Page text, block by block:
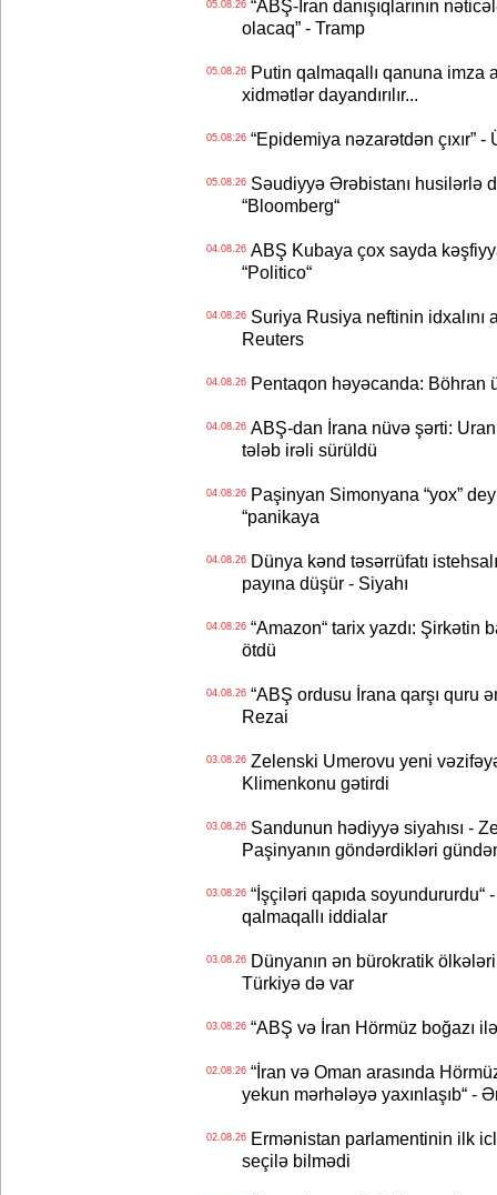
05.08.26“ABŞ-İran danışıqlarının
olacaq” - Tramp
05.08.26Putin qalmaqallı qanuna imza
xidmətlər dayandırılır...
05.08.26“Epidemiya nəzarətdən çıxır” -
05.08.26Səudiyyə Ərəbistanı husilərlə
“Bloomberg“
04.08.26ABŞ Kubaya çox sayda
“Politico“
04.08.26Suriya Rusiya neftinin idxalını
Reuters
04.08.26Pentaqon həyəcanda: Böhran
04.08.26ABŞ-dan İrana nüvə şərti: Uran
tələb irəli sürüldü
04.08.26Paşinyan Simonyana “yox”
“panikaya
04.08.26Dünya kənd təsərrüfatı
payına düşür - Siyahı
04.08.26“Amazon“ tarix yazdı: Şirkətin
ötdü
04.08.26“ABŞ ordusu İrana qarşı quru
Rezai
03.08.26Zelenski Umerovu yeni
Klimenkonu gətirdi
03.08.26Sandunun hədiyyə siyahısı -
Paşinyanın göndərdikləri
03.08.26“İşçiləri qapıda soyundururdu“
qalmaqallı iddialar
03.08.26Dünyanın ən bürokratik ölkələri
Türkiyə də var
03.08.26“ABŞ və İran Hörmüz boğazı ilə
02.08.26“İran və Oman arasında
yekun mərhələyə yaxınlaşıb“ -
02.08.26Ermənistan parlamentinin ilk
seçilə bilmədi